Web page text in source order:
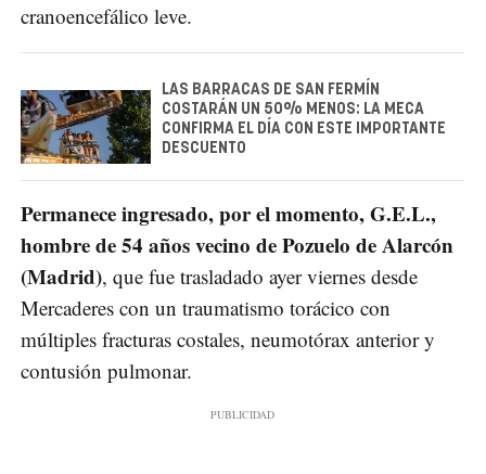
cranoencefálico leve.
LAS BARRACAS DE SAN FERMÍN
COSTARÁN UN 50% MENOS: LA MECA
CONFIRMA EL DÍA CON ESTE IMPORTANTE
DESCUENTO
Permanece ingresado, por el momento, G.E.L.,
hombre de 54 años vecino de Pozuelo de Alarcón
(Madrid), que fue trasladado ayer viernes desde
Mercaderes con un traumatismo torácico con
múltiples fracturas costales, neumotórax anterior y
contusión pulmonar.